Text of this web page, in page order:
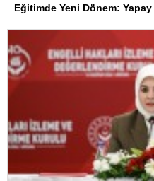
Eğitimde Yeni Dönem: